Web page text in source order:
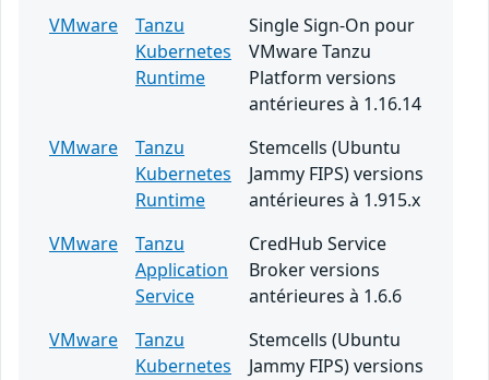
VMware
Tanzu
Kubernetes
Runtime
Single Sign-On pour
VMware Tanzu
Platform versions
antérieures à 1.16.14
VMware
Tanzu
Kubernetes
Runtime
Stemcells (Ubuntu
Jammy FIPS) versions
antérieures à 1.915.x
VMware
Tanzu
Application
Service
CredHub Service
Broker versions
antérieures à 1.6.6
VMware
Tanzu
Kubernetes
Stemcells (Ubuntu
Jammy FIPS) versions